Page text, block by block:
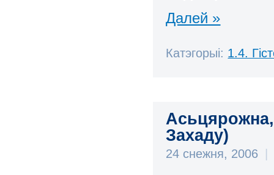
Далей »
Катэгорыі: 1.4.
Захаду)
24 снежня, 2006